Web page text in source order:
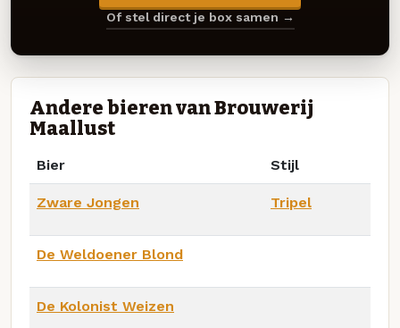
Of stel direct je box samen →
Andere bieren van Brouwerij
Maallust
Bier Stijl
Zware Jongen Tripel
De Weldoener Blond
De Kolonist Weizen